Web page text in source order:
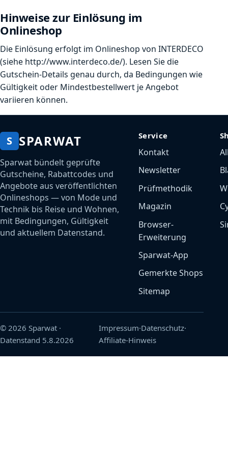
Hinweise zur Einlösung im
Onlineshop
Die Einlösung erfolgt im Onlineshop von INTERDECO
(siehe http://www.interdeco.de/). Lesen Sie die
Gutschein-Details genau durch, da Bedingungen wie
Gültigkeit oder Mindestbestellwert je Angebot
variieren können.
S SPARWAT
Sparwat bündelt geprüfte
Gutscheine, Rabattcodes und
Angebote aus veröffentlichten
Onlineshops — von Mode und
Technik bis Reise und Wohnen,
mit Bedingungen, Gültigkeit
und aktuellem Datenstand.
Service
Kontakt
Newsletter
Prüfmethodik
Magazin
Browser-
Erweiterung
Sparwat-App
Gemerkte Shops
Sitemap
© 2026 Sparwat ·
Datenstand 5.8.2026
Impressum·Datenschutz·
Affiliate-Hinweis